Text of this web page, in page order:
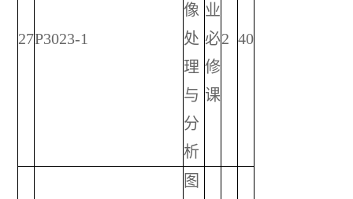
27P3023-1
像
处
理
与
分
析
业
必
修
课
2 40
图